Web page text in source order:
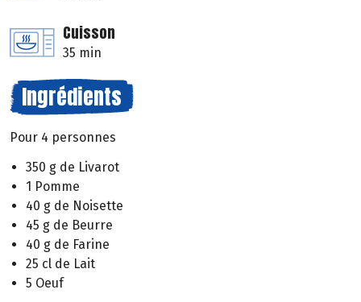
Cuisson
35 min
Ingrédients
Pour 4 personnes
350 g de Livarot
1 Pomme
40 g de Noisette
45 g de Beurre
40 g de Farine
25 cl de Lait
5 Oeuf